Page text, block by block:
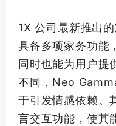
1X 公司 最新推出
具备多项家务功能
同时也能为用户提
不同，Neo
于引发情感依赖。
言交互功能，使其